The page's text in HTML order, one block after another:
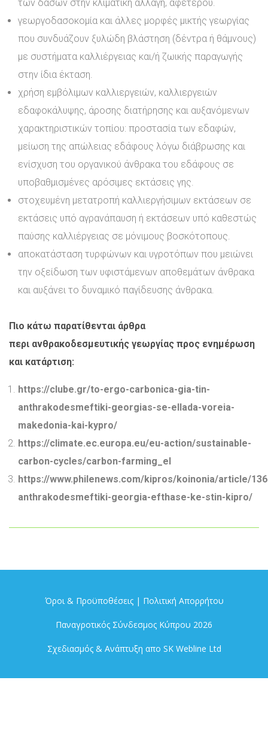
των δασών στην κλιματική αλλαγή, αφετέρου.
γεωργοδασοκομία και άλλες μορφές μικτής γεωργίας
που συνδυάζουν ξυλώδη βλάστηση (δέντρα ή θάμνους)
με συστήματα καλλιέργειας και/ή ζωικής παραγωγής
στην ίδια έκταση.
χρήση εμβόλιμων καλλιεργειών, καλλιεργειών
εδαφοκάλυψης, άροσης διατήρησης και αυξανόμενων
χαρακτηριστικών τοπίου: προστασία των εδαφών,
μείωση της απώλειας εδάφους λόγω διάβρωσης και
ενίσχυση του οργανικού άνθρακα του εδάφους σε
υποβαθμισμένες αρόσιμες εκτάσεις γης.
στοχευμένη μετατροπή καλλιεργήσιμων εκτάσεων σε
εκτάσεις υπό αγρανάπαυση ή εκτάσεων υπό καθεστώς
παύσης καλλιέργειας σε μόνιμους βοσκότοπους.
αποκατάσταση τυρφώνων και υγροτόπων που μειώνει
την οξείδωση των υφιστάμενων αποθεμάτων άνθρακα
και αυξάνει το δυναμικό παγίδευσης άνθρακα.
Πιο κάτω παρατίθενται άρθρα
περι ανθρακοδεσμευτικής γεωργίας προς ενημέρωση
και κατάρτιση:
https://clube.gr/to-ergo-carbonica-gia-tin-
anthrakodesmeftiki-georgias-se-ellada-voreia-
makedonia-kai-kypro/
https://climate.ec.europa.eu/eu-action/sustainable-
carbon-cycles/carbon-farming_el
https://www.philenews.com/kipros/koinonia/article/
anthrakodesmeftiki-georgia-efthase-ke-stin-kipro/
Όροι & Προϋποθέσεις| Πολιτική Απορρήτου
Παναγροτικός Σύνδεσμος Κύπρου 2026
Σχεδιασμός & Ανάπτυξη απο SK Webline Ltd